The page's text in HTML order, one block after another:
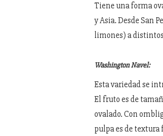
Tiene una forma
y Asia. Desde San
limones) a
Washington Navel:
Esta variedad se
El fruto es de
ovalado. Con
pulpa es de textura